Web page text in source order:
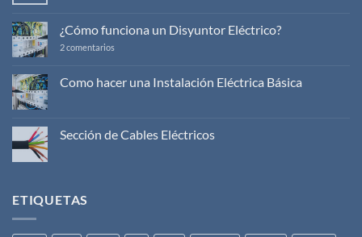
en
Enchufes
20A
¿Cómo funciona un Disyuntor Eléctrico?
2 comentarios
Disyuntor
Como hacer una Instalación Eléctrica Básica
en
Como
Sección de Cables Eléctricos
de
ETIQUETAS